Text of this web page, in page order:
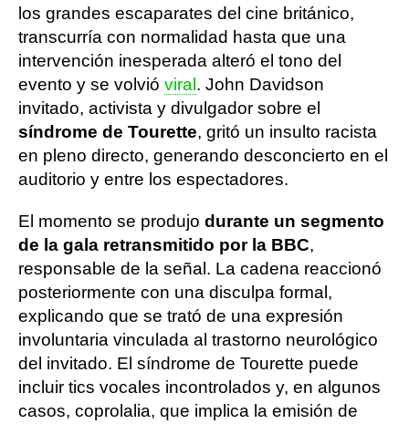
los grandes escaparates del cine británico,
transcurría con normalidad hasta que una
intervención inesperada alteró el tono del
evento y se volvió viral . John Davidson
invitado, activista y divulgador sobre el
síndrome de Tourette, gritó un insulto racista
en pleno directo, generando desconcierto en el
auditorio y entre los espectadores.
El momento se produjo durante un segmento
de la gala retransmitido por la BBC,
responsable de la señal. La cadena reaccionó
posteriormente con una disculpa formal,
explicando que se trató de una expresión
involuntaria vinculada al trastorno neurológico
del invitado. El síndrome de Tourette puede
incluir tics vocales incontrolados y, en algunos
casos, coprolalia, que implica la emisión de